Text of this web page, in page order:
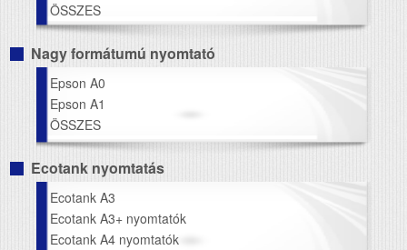
ÖSSZES
Nagy formátumú nyomtató
Epson A0
Epson A1
ÖSSZES
Ecotank nyomtatás
Ecotank A3
Ecotank A3+ nyomtatók
Ecotank A4 nyomtatók